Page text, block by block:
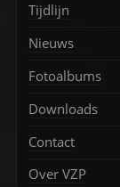
Tijdlijn
Nieuws
Fotoalbums
Downloads
Contact
Over VZP